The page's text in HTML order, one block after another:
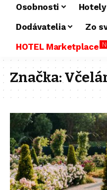
Osobnosti
Hotely
Dodávatelia
Zo
HOTEL Marketplace
Značka: